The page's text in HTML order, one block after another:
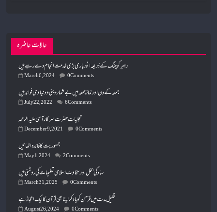
حالات حاضرہ
رہبر کوچنگ کے ذریعہ انور باری بڑی خدمت انجام دے رہے ہیں
March 6, 2024 0 Comments
جمعہ کے دن اور نماز جمعہ میں بے شمار دینی و دنیاوی فوائد ہیں
July 22, 2022 6 Comments
تجلیات حضرت سرکار آسی علیہ الرحمہ
December 9, 2021 0 Comments
جمہوریت کا فائدہ اٹھائیں
May 1, 2024 2 Comments
سادگی بخل اور سخاوت اسلامی تعلیمات کی روشنی میں
March 31, 2025 0 Comments
قلیل مدت میں قرآن کو یاد کر لینا بھی قرآن کا ایک اعجاز ہے
August 26, 2024 0 Comments